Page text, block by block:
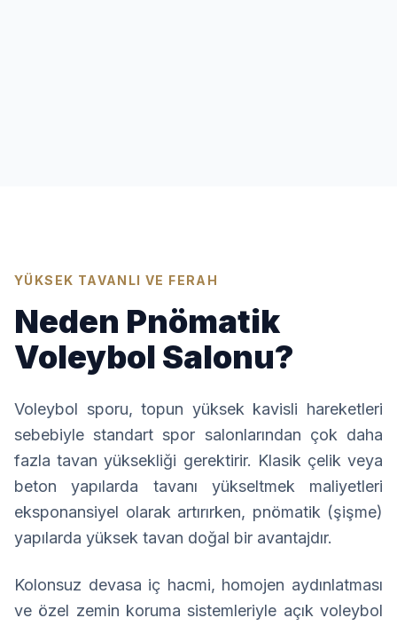
YÜKSEK TAVANLI VE FERAH
Neden Pnömatik
Voleybol Salonu?
Voleybol sporu, topun yüksek kavisli hareketleri
sebebiyle standart spor salonlarından çok daha
fazla tavan yüksekliği gerektirir. Klasik çelik veya
beton yapılarda tavanı yükseltmek maliyetleri
eksponansiyel olarak artırırken, pnömatik (şişme)
yapılarda yüksek tavan doğal bir avantajdır.
Kolonsuz devasa iç hacmi, homojen aydınlatması
ve özel zemin koruma sistemleriyle açık voleybol